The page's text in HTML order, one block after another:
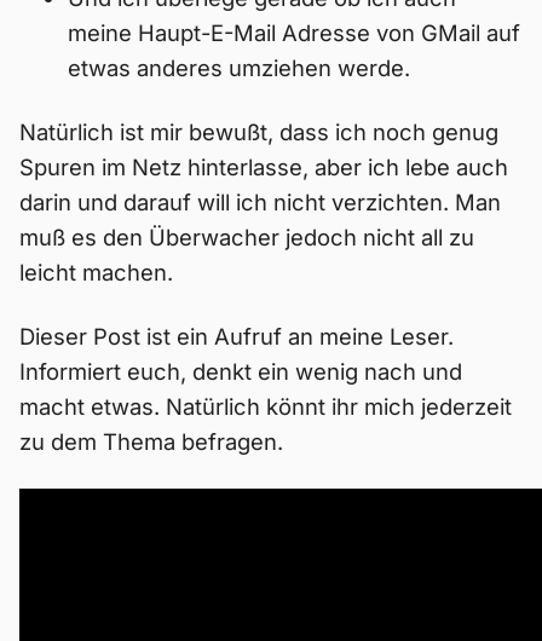
meine Haupt-E-Mail Adresse von GMail auf
etwas anderes umziehen werde.
Natürlich ist mir bewußt, dass ich noch genug
Spuren im Netz hinterlasse, aber ich lebe auch
darin und darauf will ich nicht verzichten. Man
muß es den Überwacher jedoch nicht all zu
leicht machen.
Dieser Post ist ein Aufruf an meine Leser.
Informiert euch, denkt ein wenig nach und
macht etwas. Natürlich könnt ihr mich jederzeit
zu dem Thema befragen.